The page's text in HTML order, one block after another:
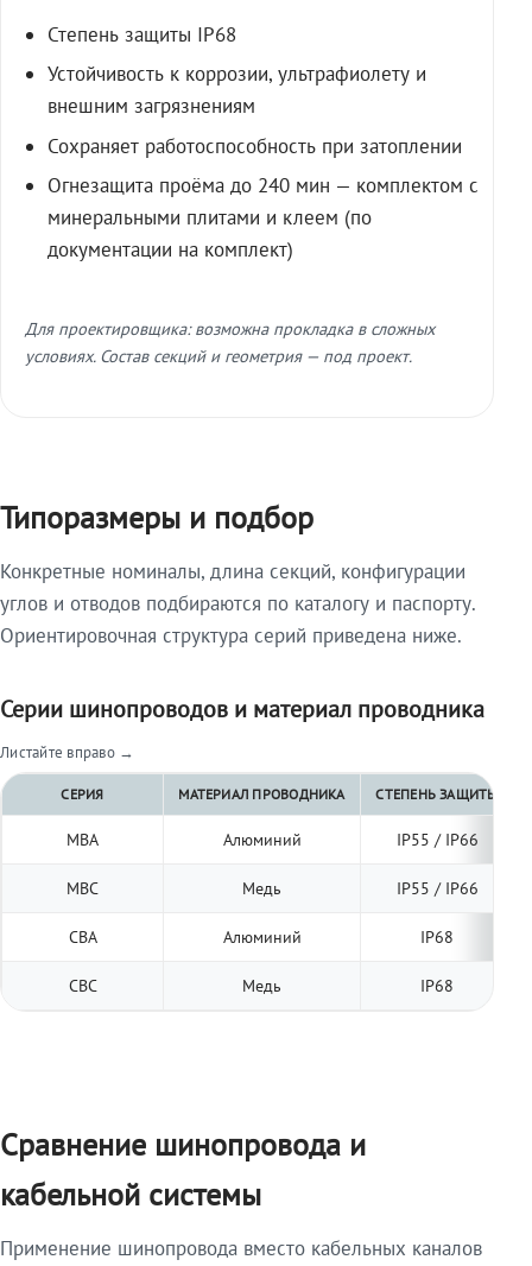
Степень защиты IP68
Устойчивость к коррозии, ультрафиолету и
внешним загрязнениям
Сохраняет работоспособность при затоплении
Огнезащита проёма до 240 мин — комплектом с
минеральными плитами и клеем (по
документации на комплект)
Для проектировщика: возможна прокладка в сложных
условиях. Состав секций и геометрия — под проект.
Типоразмеры и подбор
Конкретные номиналы, длина секций, конфигурации
углов и отводов подбираются по каталогу и паспорту.
Ориентировочная структура серий приведена ниже.
Серии шинопроводов и материал проводника
Листайте вправо →
СЕРИЯ МАТЕРИАЛ ПРОВОДНИКА СТЕПЕНЬ ЗАЩИТЫ
МВА Алюминий IP55 / IP66
МВС Медь IP55 / IP66
СВА Алюминий IP68
СВС Медь IP68
Сравнение шинопровода и
кабельной системы
Применение шинопровода вместо кабельных каналов